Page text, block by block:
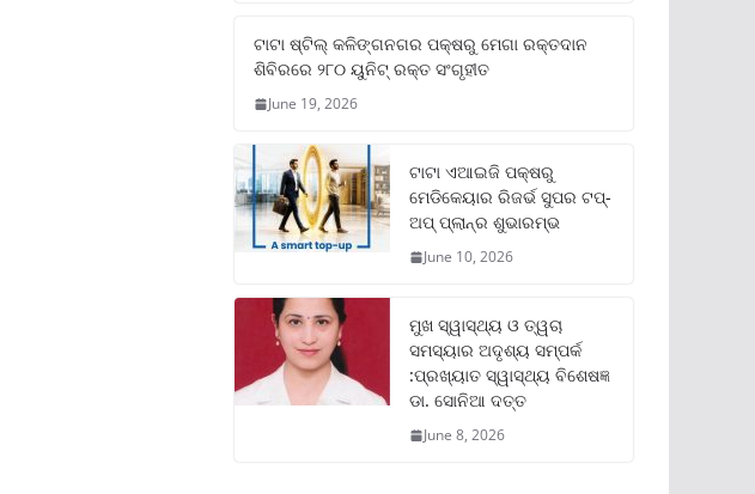
ଟାଟା ଷ୍ଟିଲ୍‌ କଳିଙ୍ଗନଗର ପକ୍ଷରୁ ମେଗା ରକ୍ତଦାନ
ଶିବିରରେ ୨୮୦ ୟୁନିଟ୍‌ ରକ୍ତ ସଂଗୃହୀତ
June 19, 2026
ଟାଟା ଏଆଇଜି ପକ୍ଷରୁ
ମେଡିକେୟାର ରିଜର୍ଭ ସୁପର ଟପ୍‌-
ଅପ୍ ପ୍ଲାନ୍‌ର ଶୁଭାରମ୍ଭ
June 10, 2026
ମୁଖ ସ୍ୱାସ୍ଥ୍ୟ ଓ ତ୍ୱଚା
ସମସ୍ୟାର ଅଦୃଶ୍ୟ ସମ୍ପର୍କ
:ପ୍ରଖ୍ୟାତ ସ୍ୱାସ୍ଥ୍ୟ ବିଶେଷଜ୍ଞ
ଡା. ସୋନିଆ ଦତ୍ତ
June 8, 2026